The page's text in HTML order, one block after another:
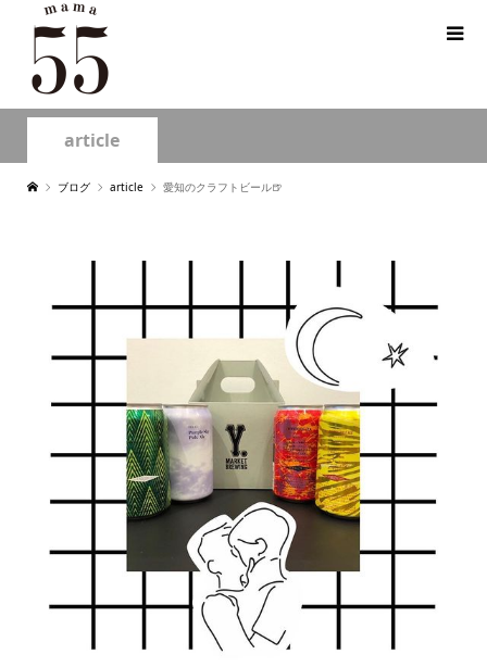
article
ブログ article 愛知のクラフトビール🍺